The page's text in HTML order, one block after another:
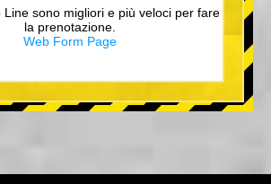
Line sono migliori e più veloci per fare
la prenotazione.
Web Form Page